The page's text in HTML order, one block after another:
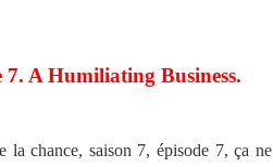
7. A Humiliating Business.
chance, saison 7, épisode 7, ça ne